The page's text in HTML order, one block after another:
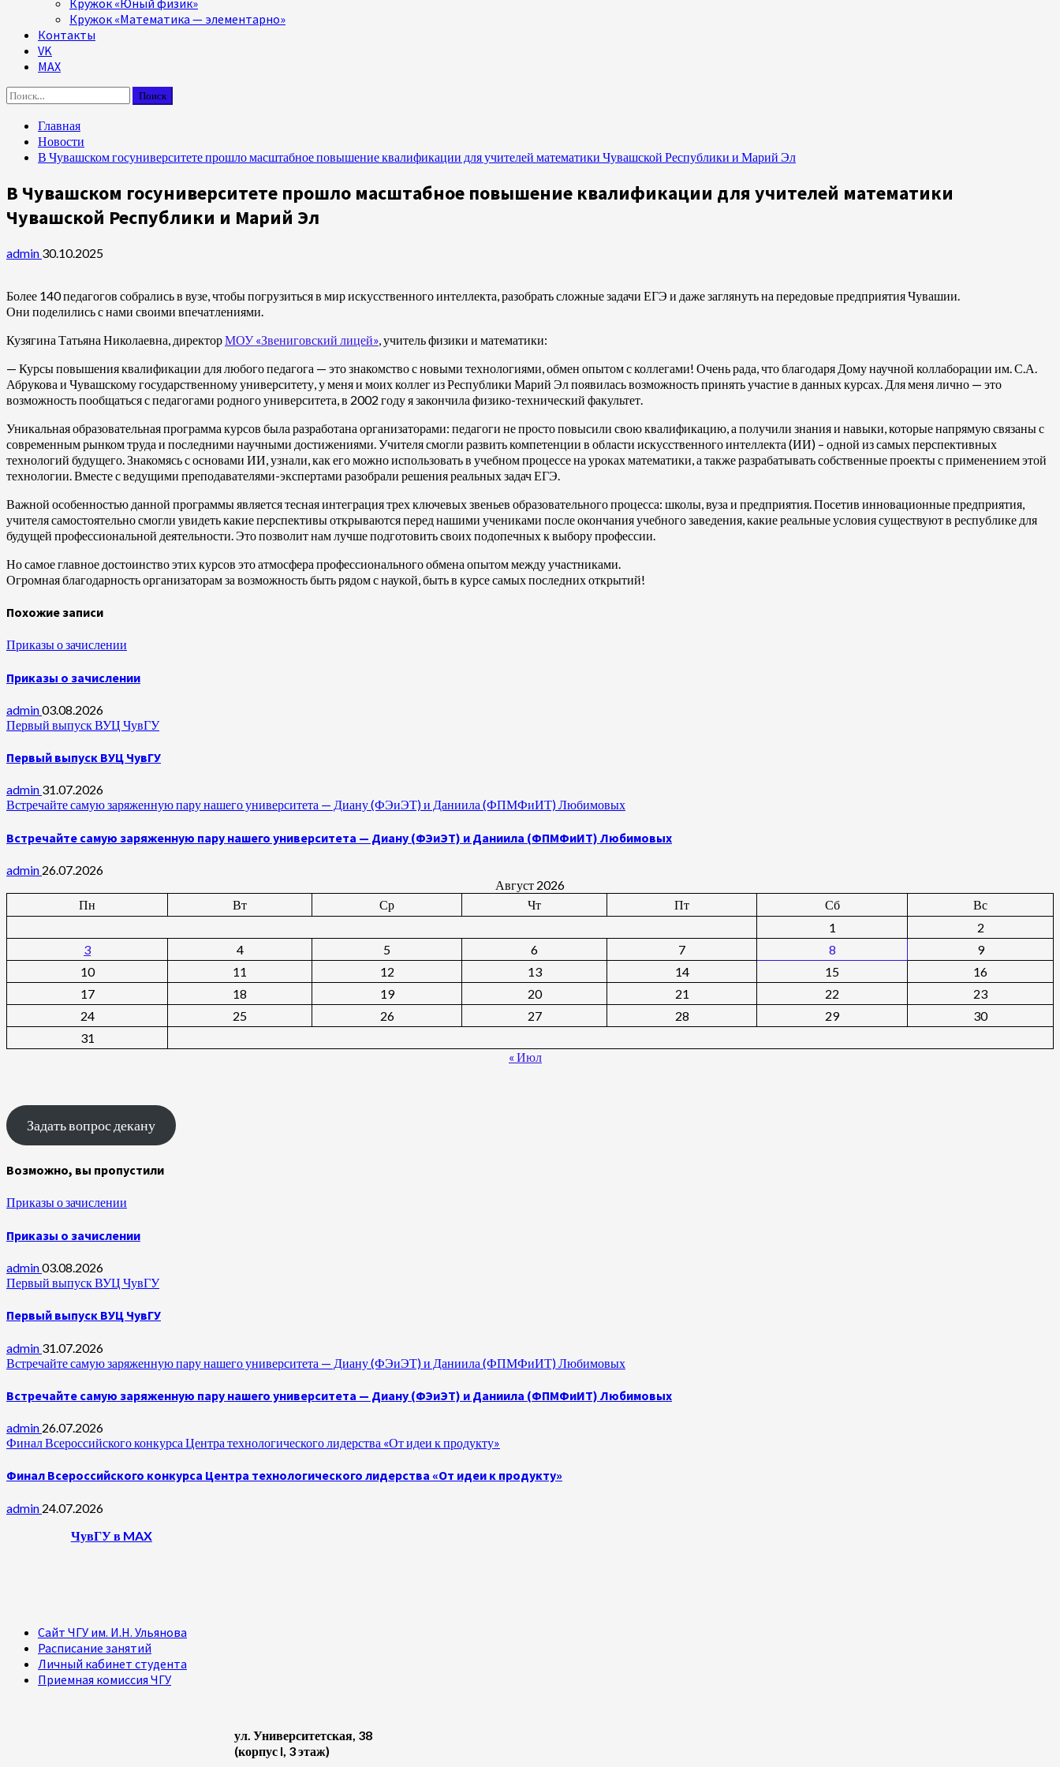
Кружок «Юный физик»
Кружок «Математика — элементарно»
Контакты
VK
MAX
Найти:
Главная
Новости
В Чувашском госуниверситете прошло масштабное повышение квалификации для учителей математики Чувашской Республики и Марий Эл
В Чувашском госуниверситете прошло масштабное повышение квалификации для учителей математики
Чувашской Республики и Марий Эл
admin 30.10.2025
Более 140 педагогов собрались в вузе, чтобы погрузиться в мир искусственного интеллекта, разобрать сложные задачи ЕГЭ и даже заглянуть на передовые предприятия Чувашии.
Они поделились с нами своими впечатлениями.
Кузягина Татьяна Николаевна, директорМОУ «Звениговский лицей», учитель физики и математики:
— Курсы повышения квалификации для любого педагога — это знакомство с новыми технологиями, обмен опытом с коллегами! Очень рада, что благодаря Дому научной коллаборации им. С.А.
Абрукова и Чувашскому государственному университету, у меня и моих коллег из Республики Марий Эл появилась возможность принять участие в данных курсах. Для меня лично — это
возможность пообщаться с педагогами родного университета, в 2002 году я закончила физико-технический факультет.
Уникальная образовательная программа курсов была разработана организаторами: педагоги не просто повысили свою квалификацию, а получили знания и навыки, которые напрямую связаны с
современным рынком труда и последними научными достижениями. Учителя смогли развить компетенции в области искусственного интеллекта (ИИ) – одной из самых перспективных
технологий будущего. Знакомясь с основами ИИ, узнали, как его можно использовать в учебном процессе на уроках математики, а также разрабатывать собственные проекты с применением этой
технологии. Вместе с ведущими преподавателями-экспертами разобрали решения реальных задач ЕГЭ.
Важной особенностью данной программы является тесная интеграция трех ключевых звеньев образовательного процесса: школы, вуза и предприятия. Посетив инновационные предприятия,
учителя самостоятельно смогли увидеть какие перспективы открываются перед нашими учениками после окончания учебного заведения, какие реальные условия существуют в республике для
будущей профессиональной деятельности. Это позволит нам лучше подготовить своих подопечных к выбору профессии.
Но самое главное достоинство этих курсов это атмосфера профессионального обмена опытом между участниками.
Огромная благодарность организаторам за возможность быть рядом с наукой, быть в курсе самых последних открытий!
Похожие записи
Приказы о зачислении
Приказы о зачислении
admin03.08.2026
Первый выпуск ВУЦ ЧувГУ
Первый выпуск ВУЦ ЧувГУ
admin 31.07.2026
Встречайте самую заряженную пару нашего университета — Диану (ФЭиЭТ) и Даниила (ФПМФиИТ) Любимовых
Встречайте самую заряженную пару нашего университета — Диану (ФЭиЭТ) и Даниила (ФПМФиИТ) Любимовых
admin 26.07.2026
Август 2026
Пн
Вт Ср Чт Пт Сб
Вс
1
2
3
4 5 6 7 8
9
10
11 12 13 14 15
16
17
18 19 20 21 22
23
24
25 26 27 28 29
30
31
« Июл
Задать вопрос декану
Возможно, вы пропустили
Приказы о зачислении
Приказы о зачислении
admin03.08.2026
Первый выпуск ВУЦ ЧувГУ
Первый выпуск ВУЦ ЧувГУ
admin 31.07.2026
Встречайте самую заряженную пару нашего университета — Диану (ФЭиЭТ) и Даниила (ФПМФиИТ) Любимовых
Встречайте самую заряженную пару нашего университета — Диану (ФЭиЭТ) и Даниила (ФПМФиИТ) Любимовых
admin 26.07.2026
Финал Всероссийского конкурса Центра технологического лидерства «От идеи к продукту»
Финал Всероссийского конкурса Центра технологического лидерства «От идеи к продукту»
admin 24.07.2026
ЧувГУ в MAX
Сайт ЧГУ им. И.Н. Ульянова
Расписание занятий
Личный кабинет студента
Приемная комиссия ЧГУ
ул. Университетская, 38
(корпус I, 3 этаж)